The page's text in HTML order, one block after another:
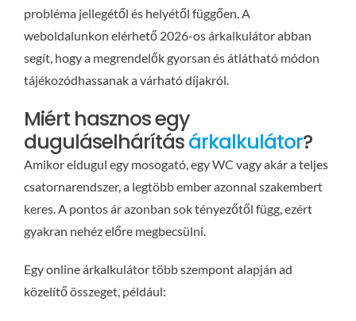
probléma jellegétől és helyétől függően. A
weboldalunkon elérhető 2026-os árkalkulátor abban
segít, hogy a megrendelők gyorsan és átlátható módon
tájékozódhassanak a várható díjakról.
Miért hasznos egy
duguláselhárításárkalkulátor?
Amikor eldugul egy mosogató, egy WC vagy akár a teljes
csatornarendszer, a legtöbb ember azonnal szakembert
keres. A pontos ár azonban sok tényezőtől függ, ezért
gyakran nehéz előre megbecsülni.
Egy online árkalkulátor több szempont alapján ad
közelítő összeget, például: